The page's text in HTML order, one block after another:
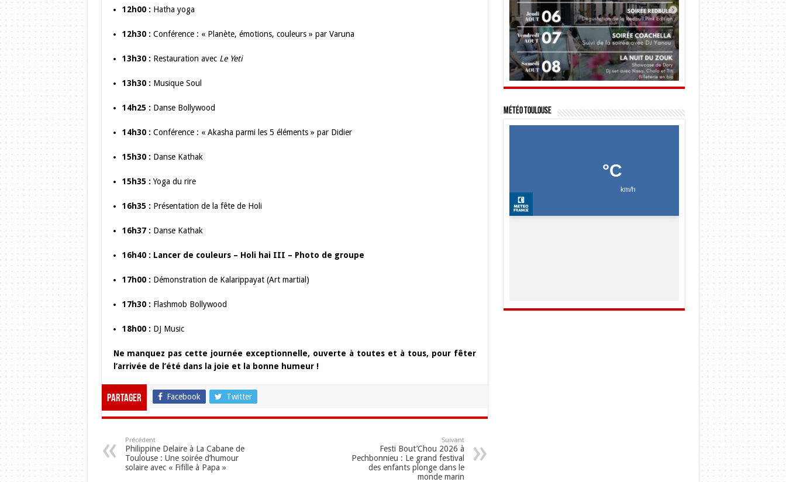
12h00 : Hatha yoga
12h30 : Conférence : « Planète, émotions, couleurs » par Varuna
13h30 : Restauration avec Le Yeti
13h30 : Musique Soul
14h25 : Danse Bollywood
14h30 : Conférence : « Akasha parmi les 5 éléments » par Didier
15h30 : Danse Kathak
15h35 : Yoga du rire
16h35 : Présentation de la fête de Holi
16h37 : Danse Kathak
16h40 : Lancer de couleurs – Holi hai III – Photo de groupe
17h00 : Démonstration de Kalarippayat (Art martial)
17h30 : Flashmob Bollywood
18h00 : DJ Music
Ne manquez pas cette journée exceptionnelle, ouverte à toutes et à tous, pour fêter
l’arrivée de l’été dans la joie et la bonne humeur !
Partager Facebook Twitter
Précédent
Philippine Delaire à La Cabane de
Toulouse : Une soirée d’humour
solaire avec « Fifille à Papa »
Suivant
Festi Bout’Chou 2026 à
Pechbonnieu : Le grand festival
des enfants plonge dans le
monde marin
Météo Toulouse